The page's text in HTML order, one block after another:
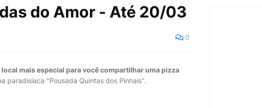
do Amor - Até 20/03
0
local mais especial para você compartilhar uma pizza
paradisíaca "Pousada Quintas dos Pinhais".